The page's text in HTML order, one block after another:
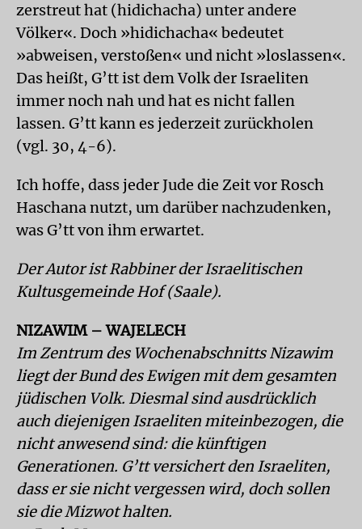
zerstreut hat (hidichacha) unter andere
Völker«. Doch »hidichacha« bedeutet
»abweisen, verstoßen« und nicht »loslassen«.
Das heißt, G’tt ist dem Volk der Israeliten
immer noch nah und hat es nicht fallen
lassen. G’tt kann es jederzeit zurückholen
(vgl. 30, 4-6).
Ich hoffe, dass jeder Jude die Zeit vor Rosch
Haschana nutzt, um darüber nachzudenken,
was G’tt von ihm erwartet.
Der Autor ist Rabbiner der Israelitischen
Kultusgemeinde Hof (Saale).
NIZAWIM – WAJELECH
Im Zentrum des Wochenabschnitts Nizawim
liegt der Bund des Ewigen mit dem gesamten
jüdischen Volk. Diesmal sind ausdrücklich
auch diejenigen Israeliten miteinbezogen, die
nicht anwesend sind: die künftigen
Generationen. G’tt versichert den Israeliten,
dass er sie nicht vergessen wird, doch sollen
sie die Mizwot halten.